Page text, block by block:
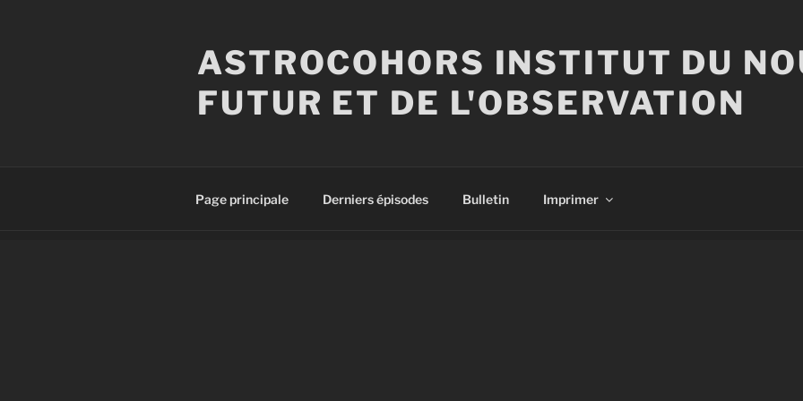
ASTROCOHORS INSTITUT DU
FUTUR ET DE L'OBSERVATION
Page principale Derniers épisodes Bulletin Imprimer